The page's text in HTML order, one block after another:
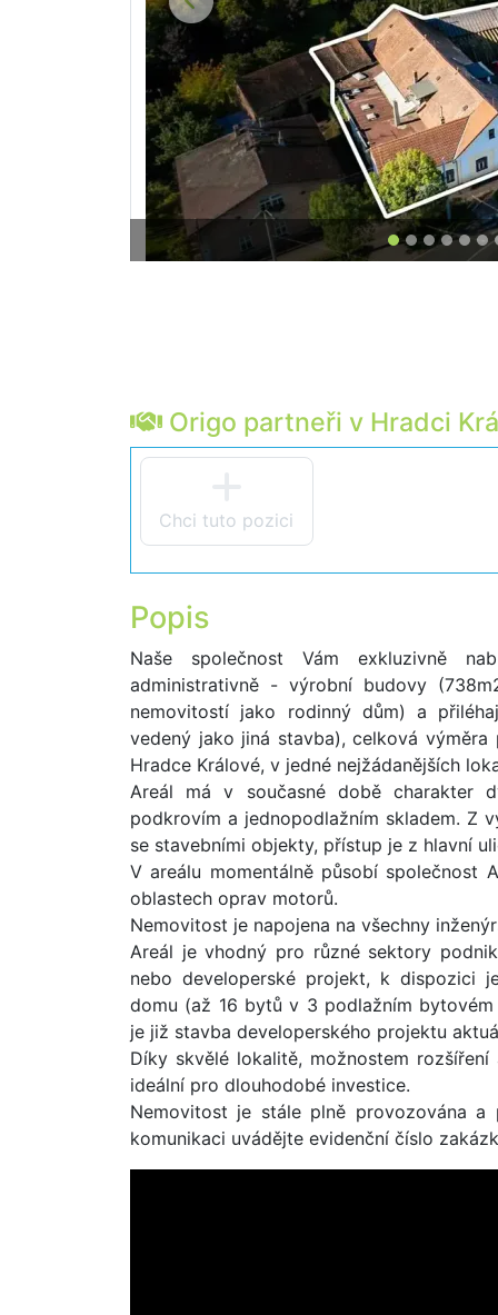
Předchozí
Origo partneři v Hradci
Chci tuto pozici
Popis
Naše společnost Vám exkluzivně
administrativně - výrobní budovy
nemovitostí jako rodinný dům) a
vedený jako jiná stavba), celková
Hradce Králové, v jedné nejžádanějších
Areál má v současné době charakter
podkrovím a jednopodlažním skladem. Z
se stavebními objekty, přístup je z hlavní
V areálu momentálně působí společnost
oblastech oprav motorů.
Nemovitost je napojena na všechny
Areál je vhodný pro různé sektory
nebo developerské projekt, k dispozici
domu (až 16 bytů v 3 podlažním
je již stavba developerského projektu
Díky skvělé lokalitě, možnostem
ideální pro dlouhodobé investice.
Nemovitost je stále plně provozována
komunikaci uvádějte evidenční číslo